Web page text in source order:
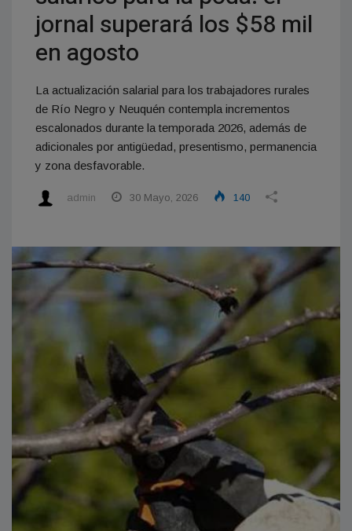
jornal superará los $58 mil
en agosto
La actualización salarial para los trabajadores rurales
de Río Negro y Neuquén contempla incrementos
escalonados durante la temporada 2026, además de
adicionales por antigüedad, presentismo, permanencia
y zona desfavorable.
admin 30 Mayo, 2026 140